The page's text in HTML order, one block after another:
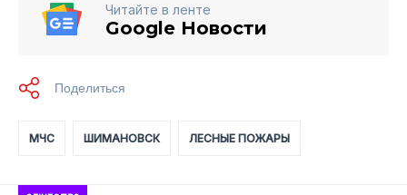
Читайте в ленте
Google Новости
МЧС ШИМАНОВСК ЛЕСНЫЕ ПОЖАРЫ